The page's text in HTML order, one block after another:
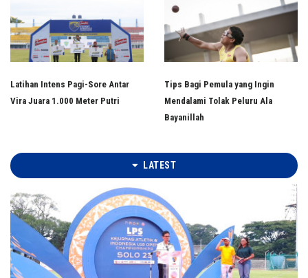
Latihan Intens Pagi-Sore Antar
Vira Juara 1.000 Meter Putri
Tips Bagi Pemula yang Ingin
Mendalami Tolak Peluru Ala
Bayanillah
LATEST